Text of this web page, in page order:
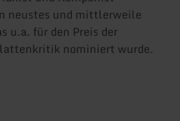
neustes und mittlerweile
u.a. für den Preis der
nominiert wurde.